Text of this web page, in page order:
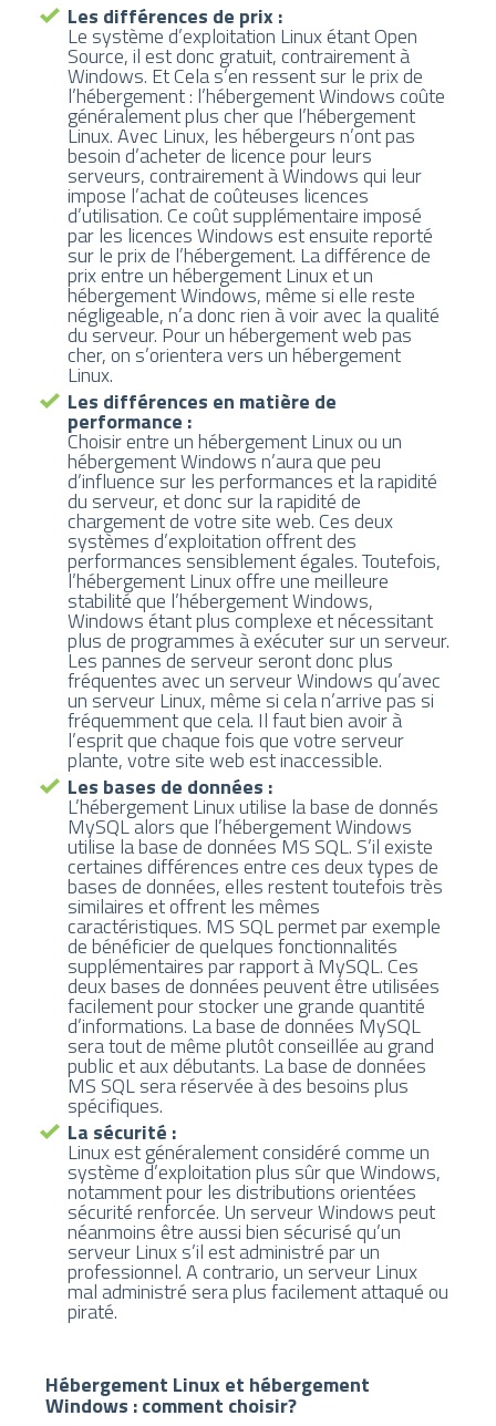
Les différences de prix :
Le système d’exploitation Linux étant Open
Source, il est donc gratuit, contrairement à
Windows. Et Cela s’en ressent sur le prix de
l’hébergement : l’hébergement Windows coûte
généralement plus cher que l’hébergement
Linux. Avec Linux, les hébergeurs n’ont pas
besoin d’acheter de licence pour leurs
serveurs, contrairement à Windows qui leur
impose l’achat de coûteuses licences
d’utilisation. Ce coût supplémentaire imposé
par les licences Windows est ensuite reporté
sur le prix de l’hébergement. La différence de
prix entre un hébergement Linux et un
hébergement Windows, même si elle reste
négligeable, n’a donc rien à voir avec la qualité
du serveur. Pour un hébergement web pas
cher, on s’orientera vers un hébergement
Linux.
Les différences en matière de
performance :
Choisir entre un hébergement Linux ou un
hébergement Windows n’aura que peu
d’influence sur les performances et la rapidité
du serveur, et donc sur la rapidité de
chargement de votre site web. Ces deux
systèmes d’exploitation offrent des
performances sensiblement égales. Toutefois,
l’hébergement Linux offre une meilleure
stabilité que l’hébergement Windows,
Windows étant plus complexe et nécessitant
plus de programmes à exécuter sur un serveur.
Les pannes de serveur seront donc plus
fréquentes avec un serveur Windows qu’avec
un serveur Linux, même si cela n’arrive pas si
fréquemment que cela. Il faut bien avoir à
l’esprit que chaque fois que votre serveur
plante, votre site web est inaccessible.
Les bases de données :
L’hébergement Linux utilise la base de donnés
MySQL alors que l’hébergement Windows
utilise la base de données MS SQL. S’il existe
certaines différences entre ces deux types de
bases de données, elles restent toutefois très
similaires et offrent les mêmes
caractéristiques. MS SQL permet par exemple
de bénéficier de quelques fonctionnalités
supplémentaires par rapport à MySQL. Ces
deux bases de données peuvent être utilisées
facilement pour stocker une grande quantité
d’informations. La base de données MySQL
sera tout de même plutôt conseillée au grand
public et aux débutants. La base de données
MS SQL sera réservée à des besoins plus
spécifiques.
La sécurité :
Linux est généralement considéré comme un
système d’exploitation plus sûr que Windows,
notamment pour les distributions orientées
sécurité renforcée. Un serveur Windows peut
néanmoins être aussi bien sécurisé qu’un
serveur Linux s’il est administré par un
professionnel. A contrario, un serveur Linux
mal administré sera plus facilement attaqué ou
piraté.
Hébergement Linux et hébergement
Windows : comment choisir?